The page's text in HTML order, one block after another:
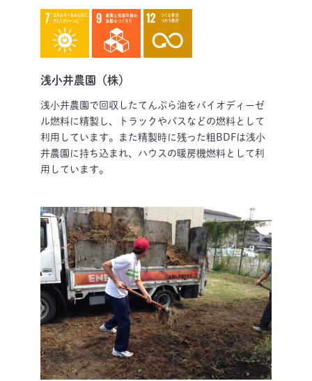
浅小井農園（株）
浅小井農園で回収したてんぷら油をバイオディーゼ
ル燃料に精製し、トラックやバスなどの燃料として
利用しています。また精製時に残った粗BDFは浅小
井農園に持ち込まれ、ハウスの暖房機燃料として利
用しています。